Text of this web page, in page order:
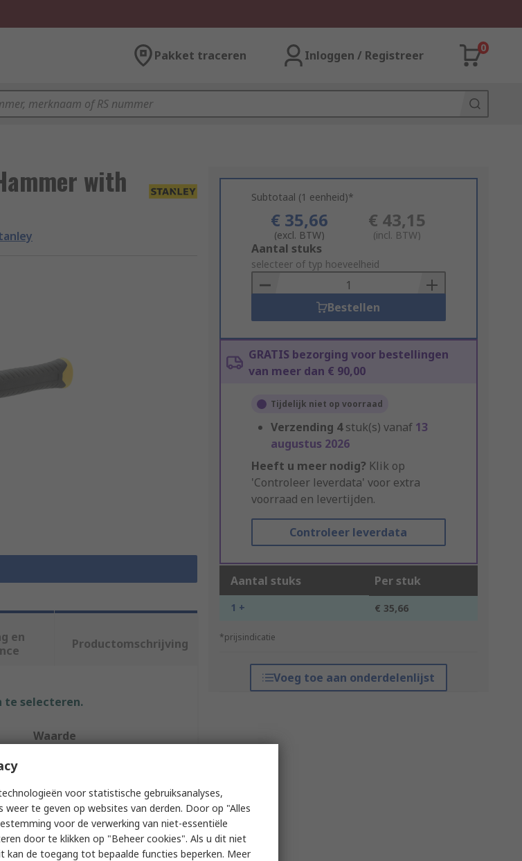
Pakket traceren Inloggen / Registreer
0
with Subtotaal (1 eenheid)*
€ 35,66
(excl. BTW)
€ 43,15
(incl. BTW)
Add
to
Basket
Aantal stuks
selecteer of typ hoeveelheid
Bestellen
GRATIS bezorging voor bestellingen
van meer dan € 90,00
Tijdelijk niet op voorraad
Verzending 4stuk(s) vanaf 13
augustus 2026
Heeft u meer nodig? Klik op
'Controleer leverdata' voor extra
voorraad en levertijden.
Controleer leverdata
Aantal stuks Per stuk
1 + € 35,66
*prijsindicatie
Voeg toe aan onderdelenlijst
en
Productomschrijving
te selecteren.
Waarde
Engineer Hammer
Hammer
Yes
voor statistische gebruiksanalyses,
te geven op websites van derden. Door op "Alles
voor de verwerking van niet-essentiële
door te klikken op "Beheer cookies". Als u dit niet
kan de toegang tot bepaalde functies beperken. Meer